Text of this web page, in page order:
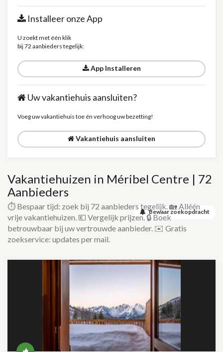
Installeer onze App
U zoekt met één klik
bij 72 aanbieders tegelijk:
App Installeren
Uw vakantiehuis aansluiten?
Voeg uw vakantiehuis toe én verhoog uw bezetting!
Vakantiehuis aansluiten
Bewaar zoekopdracht
Vakantiehuizen in Méribel Centre | 72
Aanbieders
⏱️ Bespaar tijd: zoek bij 72 aanbieders tegelijk. 🏡 Alléén
vrije vakantiehuizen. 💶 Vergelijk prijzen. 🔒 Boek
betrouwbaar bij uw vertrouwde aanbieder. ✉️ Gratis
zoekservice: updates per mail.